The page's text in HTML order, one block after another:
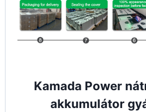
Kamada Power
akkumulátor